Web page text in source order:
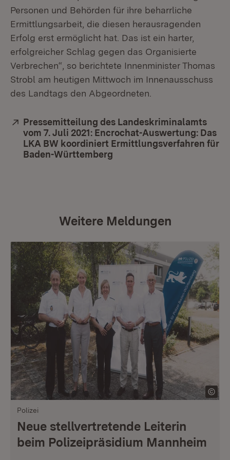
Personen und Behörden für ihre beharrliche
Ermittlungsarbeit, die diesen herausragenden
Erfolg erst ermöglicht hat. Das ist ein harter,
erfolgreicher Schlag gegen das Organisierte
Verbrechen“, so berichtete Innenminister Thomas
Strobl am heutigen Mittwoch im Innenausschuss
des Landtags den Abgeordneten.
Extern:
Pressemitteilung des Landeskriminalamts
vom 7. Juli 2021: Encrochat-Auswertung: Das
LKA BW koordiniert Ermittlungsverfahren für
Baden-Württemberg
Weitere Meldungen
Polizei
Neue stellvertretende Leiterin
beim Polizeipräsidium Mannheim